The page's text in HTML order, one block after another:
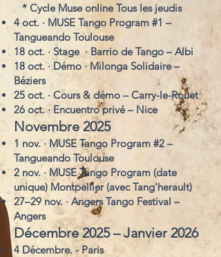
* Cycle Muse online Tous les jeudis
4 oct. · MUSE Tango Program #1 –
Tangueando Toulouse
18 oct. · Stage · Barrio de Tango – Albi
18 oct. · Démo · Milonga Solidaire –
Béziers
25 oct. · Cours & démo – Carry-le-Rouet
26 oct. · Encuentro privé – Nice
Novembre 2025
1 nov. · MUSE Tango Program #2 –
Tangueando Toulouse
2 nov. · MUSE Tango Program (date
unique) Montpellier (avec Tang'herault)
27–29 nov. · Angers Tango Festival –
Angers
Décembre 2025 – Janvier 2026
4 Décembre. - Paris